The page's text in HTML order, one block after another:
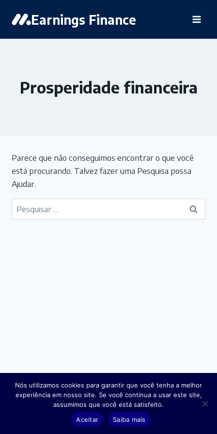
para
Earnings Finance
Prosperidade financeira
Parece que não conseguimos encontrar o que você
está procurando. Talvez fazer uma Pesquisa possa
Ajudar.
Pesquisar
por:
© 2026 Earnings Finance
Nós utilizamos cookies para garantir que você tenha a melhor
experiência em nosso site. Se você continua a usar este site,
assumimos que você está satisfeito.
Aceitar
Saiba mais